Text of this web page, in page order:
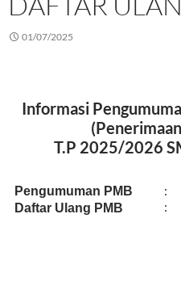
01/07/2025
Informasi
T.P 2025/2026
Pengumuman PMB
Daftar Ulang PMB
:
: